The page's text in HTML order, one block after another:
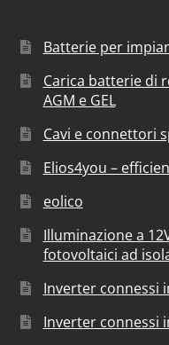
Batterie per
Carica batterie di
AGM e GEL
Cavi e connettori
Elios4you –
eolico
Illuminazione a
fotovoltaici ad
Inverter connessi
Inverter connessi